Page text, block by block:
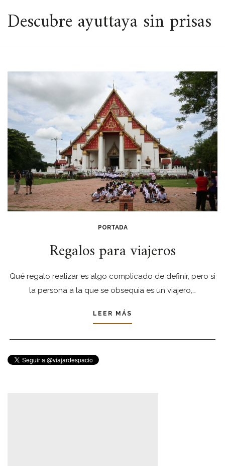
ESPACIO
Descubre ayuttaya sin prisas
PORTADA
Regalos para viajeros
Qué regalo realizar es algo complicado de definir, pero si
la persona a la que se obsequia es un viajero,…
LEER MÁS